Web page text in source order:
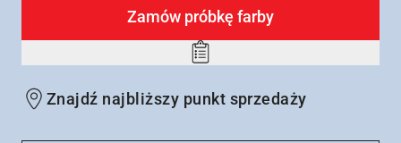
Zamów próbkę farby
Add
wishlist
Znajdź najbliższy punkt sprzedaży